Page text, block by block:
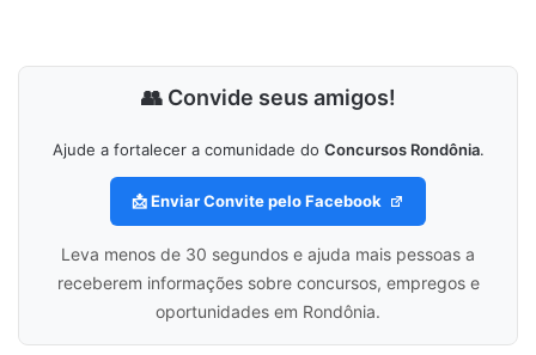
👥 Convide seus amigos!
Ajude a fortalecer a comunidade do Concursos Rondônia.
📩 Enviar Convite pelo Facebook
Leva menos de 30 segundos e ajuda mais pessoas a
receberem informações sobre concursos, empregos e
oportunidades em Rondônia.